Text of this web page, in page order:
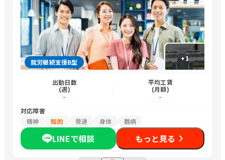
+1
就労継続支援B型
出勤日数
(週)
-
平均工賃
(月額)
-
対応障害
精神
知的 発達 身体 難病
LINEで相談 もっと見る